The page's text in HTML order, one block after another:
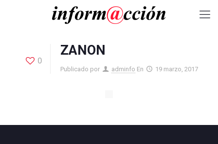
0
ZANON
Publicado por adminfo En 19 marzo, 2017